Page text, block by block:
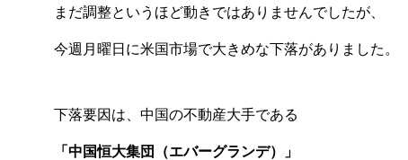
まだ調整というほど動きではありませんでしたが、
今週月曜日に米国市場で大きめな下落がありました。
下落要因は、中国の不動産大手である
「中国恒大集団（エバーグランデ）」